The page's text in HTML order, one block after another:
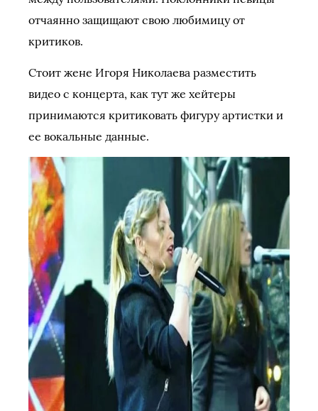
отчаянно защищают свою любимицу от
критиков.
Стоит жене Игоря Николаева разместить
видео с концерта, как тут же хейтеры
принимаются критиковать фигуру артистки и
ее вокальные данные.